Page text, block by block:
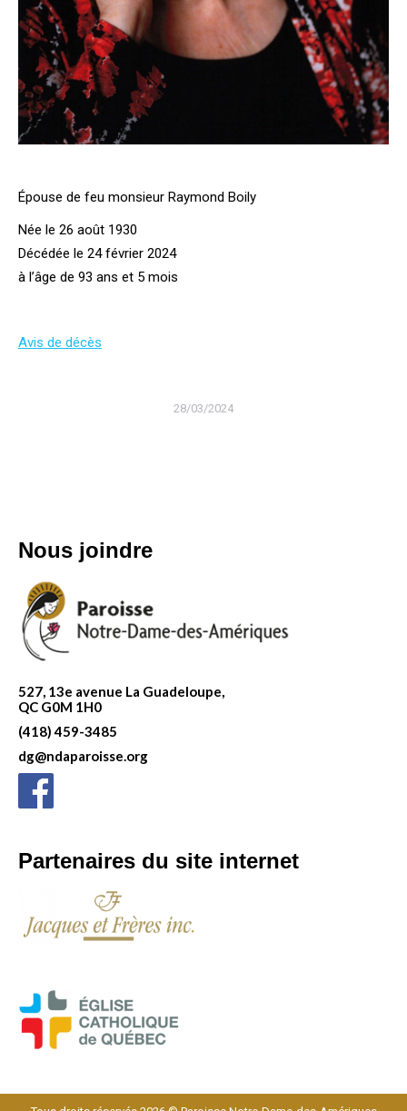
Épouse de feu monsieur Raymond Boily
Née le 26 août 1930
Décédée le 24 février 2024
à l’âge de 93 ans et 5 mois
Avis de décès
28/03/2024
Nous joindre
527, 13e avenue La Guadeloupe,
QC G0M 1H0
(418) 459-3485
dg@ndaparoisse.org
Partenaires du site internet